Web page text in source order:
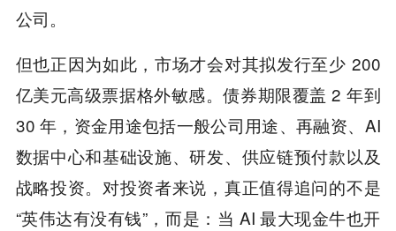
公司。
但也正因为如此，市场才会对其拟发行至少 200
亿美元高级票据格外敏感。债券期限覆盖 2 年到
30 年，资金用途包括一般公司用途、再融资、AI
数据中心和基础设施、研发、供应链预付款以及
战略投资。对投资者来说，真正值得追问的不是
“英伟达有没有钱”，而是：当 AI 最大现金牛也开